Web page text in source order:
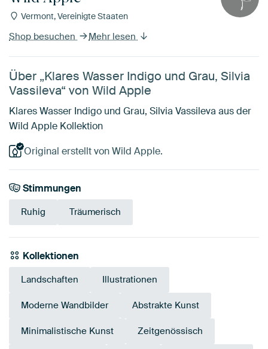
Vermont, Vereinigte Staaten
Shop besuchen Mehr lesen
Über „Klares Wasser Indigo und Grau, Silvia
Vassileva“ von Wild Apple
Klares Wasser Indigo und Grau, Silvia Vassileva aus der
Wild Apple Kollektion
Original erstellt von Wild Apple.
Stimmungen
Ruhig Träumerisch
Kollektionen
Landschaften Illustrationen
Moderne Wandbilder Abstrakte Kunst
Minimalistische Kunst Zeitgenössisch